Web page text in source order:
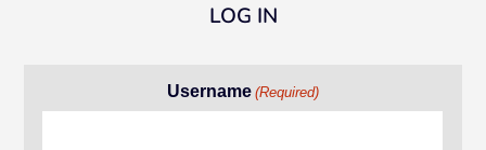
LOG IN
Username (Required)